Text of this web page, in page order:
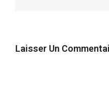
Laisser Un